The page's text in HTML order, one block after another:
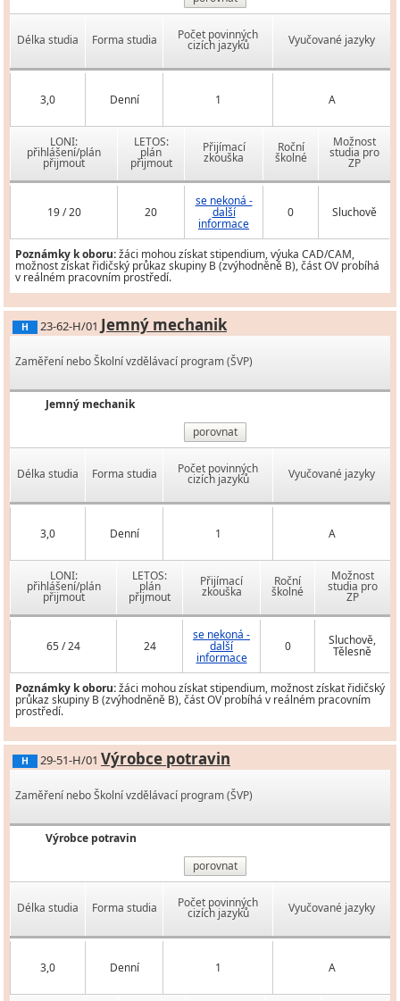
Délka studia Forma studia Počet povinných
cizích jazyků Vyučované jazyky
3,0 Denní 1 A
LONI:
přihlášení/plán
přijmout
LETOS:
plán
přijmout
Přijímací
zkouška
Roční
školné
Možnost
studia pro
ZP
19 / 20 20
se nekoná -
další
informace
0 Sluchově
Poznámky k oboru:žáci mohou získat stipendium, výuka CAD/CAM,
možnost získat řidičský průkaz skupiny B (zvýhodněně B), část OV probíhá
v reálném pracovním prostředí.
H 23-62-H/01 Jemný mechanik
Zaměření nebo Školní vzdělávací program (ŠVP)
Jemný mechanik
porovnat
Délka studia Forma studia Počet povinných
cizích jazyků Vyučované jazyky
3,0 Denní 1 A
LONI:
přihlášení/plán
přijmout
LETOS:
plán
přijmout
Přijímací
zkouška
Roční
školné
Možnost
studia pro
ZP
65 / 24 24
se nekoná -
další
informace
0 Sluchově,
Tělesně
Poznámky k oboru:žáci mohou získat stipendium, možnost získat řidičský
průkaz skupiny B (zvýhodněně B), část OV probíhá v reálném pracovním
prostředí.
H 29-51-H/01 Výrobce potravin
Zaměření nebo Školní vzdělávací program (ŠVP)
Výrobce potravin
porovnat
Délka studia Forma studia Počet povinných
cizích jazyků Vyučované jazyky
3,0 Denní 1 A